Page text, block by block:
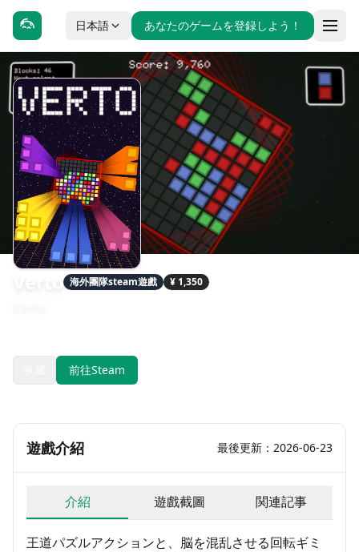
日本語 あなたのゲームを登録しよう！
海外團隊steam遊戲 ¥ 1,350
前往Steam
遊戲介紹 最後更新：2026-06-23
介紹 遊戲截圖 関連記事
王道パズルアクションと、脳を混乱させる回転ギミ